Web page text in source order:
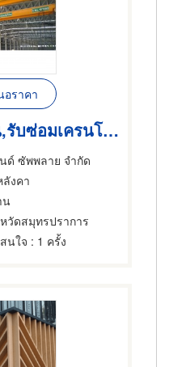
อราคา
รับติดตั้งเครนโรงงาน,รับซ่อมเครนโรงงาน
ด์ ซัพพลาย จำกัด
ลังคา
น
วัดสมุทรปราการ
สนใจ : 1 ครั้ง